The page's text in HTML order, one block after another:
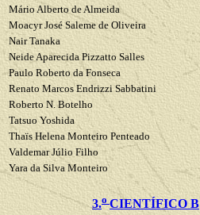
Mário Alberto de Almeida
Moacyr JoséSaleme de Oliveira
Nair Tanaka
Neide AparecidaPizzatto Salles
Paulo Roberto da Fonseca
Renato MarcosEndrizzi Sabbatini
Roberto N. Botelho
TatsuoYoshida
Thaïs Helena Monteiro Penteado
Valdemar Júlio Filho
Yara da Silva Monteiro
3.o CIENTÍFICO B